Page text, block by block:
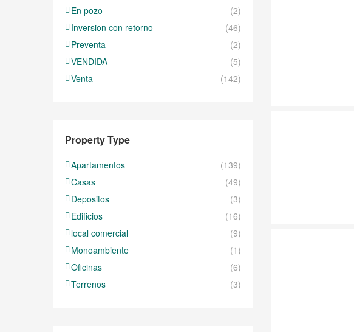
En pozo
(2)
Inversion con retorno
(46)
Preventa
(2)
VENDIDA
(5)
Venta
(142)
Property Type
Apartamentos
(139)
Casas
(49)
Depositos
(3)
Edificios
(16)
local comercial
(9)
Monoambiente
(1)
Oficinas
(6)
Terrenos
(3)